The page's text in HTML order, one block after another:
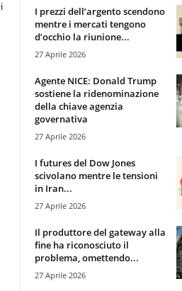
I prezzi dell’argento scendono
mentre i mercati tengono
d’occhio la riunione...
27 Aprile 2026
Agente NICE: Donald Trump
sostiene la ridenominazione
della chiave agenzia
governativa
27 Aprile 2026
I futures del Dow Jones
scivolano mentre le tensioni
in Iran...
27 Aprile 2026
Il produttore del gateway alla
fine ha riconosciuto il
problema, omettendo...
27 Aprile 2026